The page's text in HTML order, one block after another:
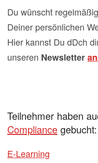
Du wünscht
Deiner persönlichen
Hier kannst Du dDch
unseren Newsletter
Teilnehmer haben
Compliance gebucht:
E-Learning